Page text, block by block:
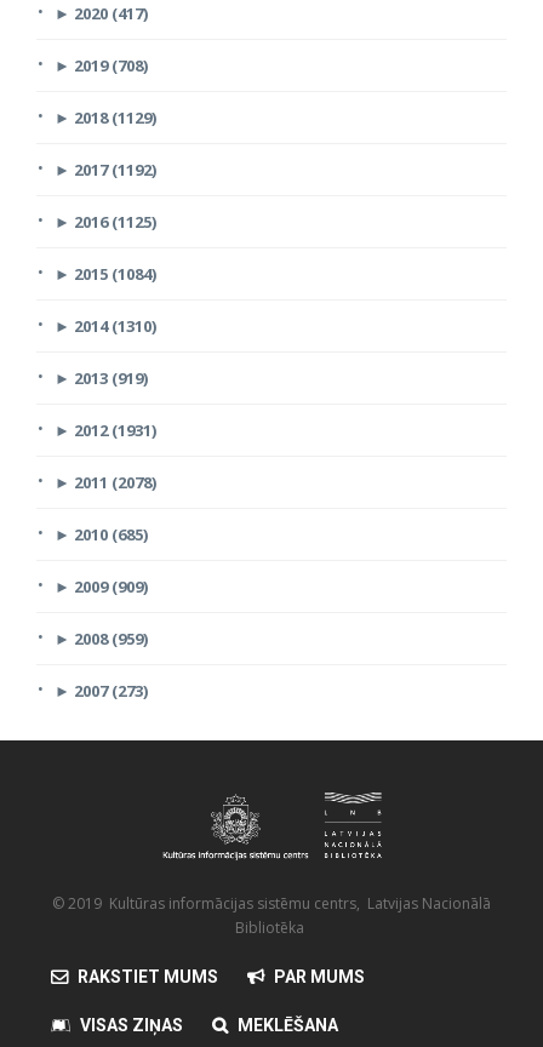
► 2020 (417)
► 2019 (708)
► 2018 (1129)
► 2017 (1192)
► 2016 (1125)
► 2015 (1084)
► 2014 (1310)
► 2013 (919)
► 2012 (1931)
► 2011 (2078)
► 2010 (685)
► 2009 (909)
► 2008 (959)
► 2007 (273)
© 2019 Kultūras informācijas sistēmu centrs, Latvijas Nacionālā
Bibliotēka
RAKSTIET MUMS PAR MUMS
VISAS ZIŅAS MEKLĒŠANA